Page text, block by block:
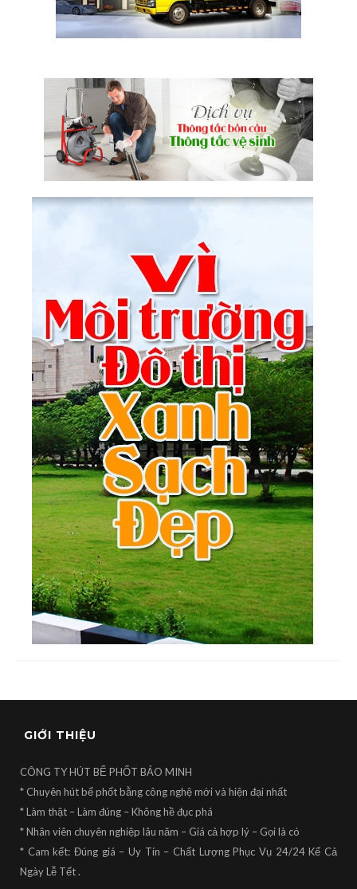
GIỚI THIỆU
CÔNG TY HÚT BỂ PHỐT BẢO MINH
* Chuyên hút bể phốt bằng công nghệ mới và hiện đại nhất
* Làm thật – Làm đúng – Không hề đục phá
* Nhân viên chuyên nghiệp lâu năm – Giá cả hợp lý – Gọi là có
* Cam kết: Đúng giá – Uy Tín – Chất Lượng Phục Vụ 24/24 Kể Cả
Ngày Lễ Tết .